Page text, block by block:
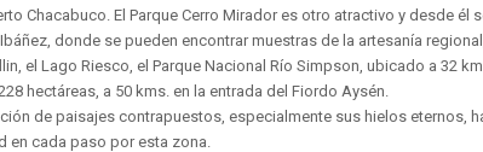
Chacabuco. El Parque Cerro Mirador es otro atractivo y desde él
donde se pueden encontrar muestras de la artesanía
el Lago Riesco, el Parque Nacional Río Simpson, ubicado a 32
hectáreas, a 50 kms. en la entrada del Fiordo Aysén.
de paisajes contrapuestos, especialmente sus hielos eternos,
en cada paso por esta zona.